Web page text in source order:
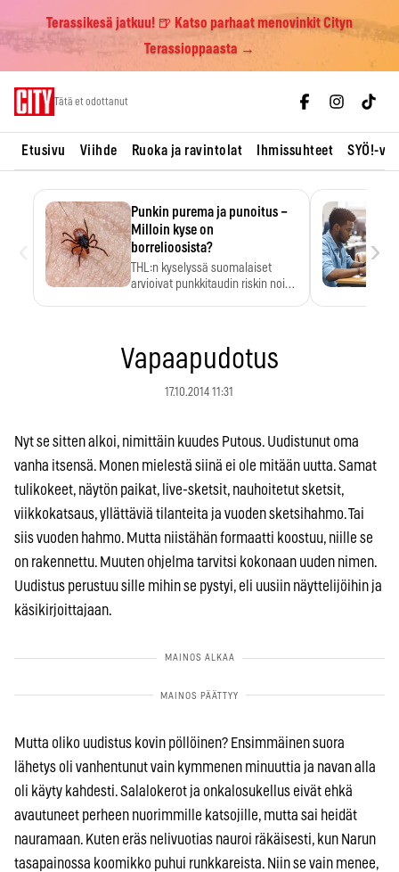
Terassikesä jatkuu! 🍺 Katso parhaat menovinkit Cityn
Terassioppaasta →
Tätä et odottanut
Etusivu Viihde Ruoka ja ravintolat Ihmissuhteet SYÖ!-
Punkin purema ja punoitus –
Milloin kyse on
borrelioosista?
THL:n kyselyssä suomalaiset
arvioivat punkkitaudin riskin noin
›
Vapaapudotus
17.10.2014 11:31
Nyt se sitten alkoi, nimittäin kuudes Putous. Uudistunut oma
vanha itsensä. Monen mielestä siinä ei ole mitään uutta. Samat
tulikokeet, näytön paikat, live-sketsit, nauhoitetut sketsit,
viikkokatsaus, yllättäviä tilanteita ja vuoden sketsihahmo. Tai
siis vuoden hahmo. Mutta niistähän formaatti koostuu, niille se
on rakennettu. Muuten ohjelma tarvitsi kokonaan uuden nimen.
Uudistus perustuu sille mihin se pystyi, eli uusiin näyttelijöihin ja
käsikirjoittajaan.
Mutta oliko uudistus kovin pöllöinen? Ensimmäinen suora
lähetys oli vanhentunut vain kymmenen minuuttia ja navan alla
oli käyty kahdesti. Salalokerot ja onkalosukellus eivät ehkä
avautuneet perheen nuorimmille katsojille, mutta sai heidät
nauramaan. Kuten eräs nelivuotias nauroi räkäisesti, kun Narun
tasapainossa koomikko puhui runkkareista. Niin se vain menee,